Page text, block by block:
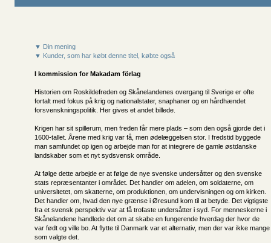
▼ Din mening
▼ Kunder, som har købt denne titel, købte også
I kommission forMakadam förlag
Historien om Roskildefreden og Skånelandenes overgang til Sverige er ofte
fortalt med fokus på krig og nationalstater, snaphaner og en hårdhændet
forsvenskningspolitik. Her gives et andet billede.
Krigen har sit spillerum, men freden får mere plads – som den også gjorde det i
1600-tallet. Årene med krig var få, men ødelæggelsen stor. I fredstid byggede
man samfundet op igen og arbejde man for at integrere de gamle østdanske
landskaber som et nyt sydsvensk område.
At følge dette arbejde er at følge de nye svenske undersåtter og den svenske
stats repræsentanter i området. Det handler om adelen, om soldaterne, om
universitetet, om skatterne, om produktionen, om undervisningen og om kirken.
Det handler om, hvad den nye grænse i Øresund kom til at betyde. Det vigtigste
fra et svensk perspektiv var at få trofaste undersåtter i syd. For menneskerne i
Skånelandene handlede det om at skabe en fungerende hverdag der hvor de
var født og ville bo. At flytte til Danmark var et alternativ, men der var ikke mange
som valgte det.